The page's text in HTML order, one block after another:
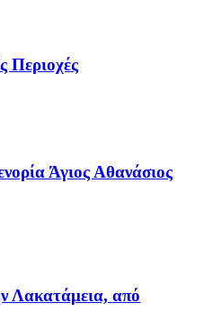
Περιοχές
Άγιος Αθανάσιος
Λακατάμεια, από